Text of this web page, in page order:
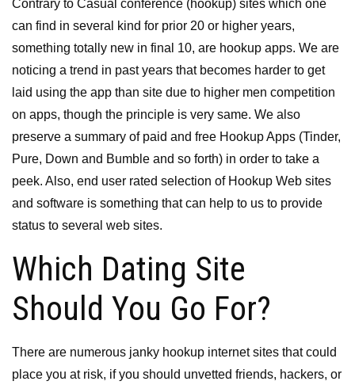
Contrary to Casual conference (hookup) sites which one
can find in several kind for prior 20 or higher years,
something totally new in final 10, are hookup apps. We are
noticing a trend in past years that becomes harder to get
laid using the app than site due to higher men competition
on apps, though the principle is very same. We also
preserve a summary of paid and free Hookup Apps (Tinder,
Pure, Down and Bumble and so forth) in order to take a
peek. Also, end user rated selection of Hookup Web sites
and software is something that can help to us to provide
status to several web sites.
Which Dating Site
Should You Go For?
There are numerous janky hookup internet sites that could
place you at risk, if you should unvetted friends, hackers, or